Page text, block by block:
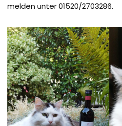
melden unter 01520/2703286.